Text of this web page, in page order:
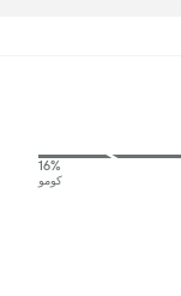
16%
كومو